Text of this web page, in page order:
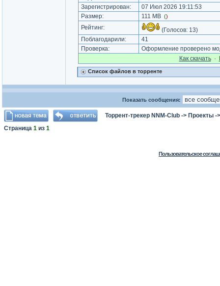
Зарегистрирован:
07 Июл 2026 19:11:53
Размер:
111 MB ()
Рейтинг: (Голосов: 13)
Поблагодарили:
41
Проверка:
Оформление проверено
Как cкачать·
Список файлов в торренте
Показать сообщения:
Торрент-трекер NNM-Club -> Проекты -
Страница 1 из 1
Пользовательское